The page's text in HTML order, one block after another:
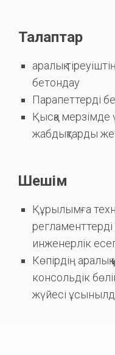
Талаптар
аралық
бетондау
Парапеттерді
Қысқа мерзімде
жабдықтарды
Шешім
Құрылымға
инженерлік
Көпірдің
консольдік
жүйесі